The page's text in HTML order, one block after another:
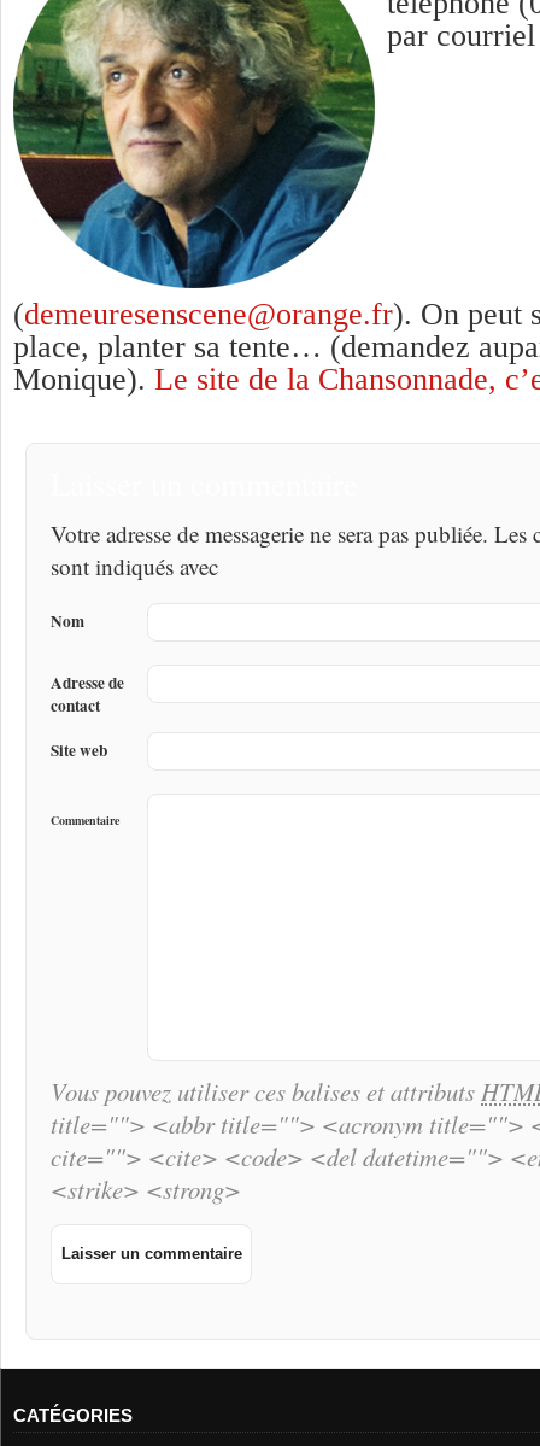
par courriel
(demeuresenscene@orange.fr). On peut
place, planter sa tente… (demandez
Monique). Le site de la Chansonnade,
Votre adresse de messagerie ne sera pas publiée.
sont indiqués avec
Nom
Adresse de
contact
Site web
Commentaire
Vous pouvez utiliser ces balises et attributs
title=""> <abbr title=""> <acronym title="">
cite=""> <cite> <code> <del datetime="">
<strike> <strong>
CATÉGORIES